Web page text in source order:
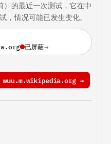
的最近一次测试，它在中
，情况可能已发生变化。
已屏蔽→
wuu.m.wikipedia.org →